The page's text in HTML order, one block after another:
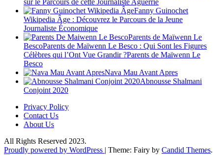
sur le Parcours de cette Journaliste Aguerrie
Fanny Guinochet
Wikipedia Âge : Découvrez le Parcours de la Jeune
Journaliste Économique
Parents de Maïwenn Le
BescoParents de Maïwenn Le Besco : Qui Sont les Figures
Célèbres qui l’Ont Vue Grandir ?Parents de Maïwenn Le
Besco
Nava Mau Avant Apres
Abnousse Shalmani
Conjoint 2020
Privacy Policy
Contact Us
About Us
All Rights Reserved 2023.
Proudly powered by WordPress | Theme: Fairy by Candid Themes.